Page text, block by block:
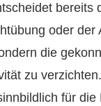
bereits
oder
die
zu
für